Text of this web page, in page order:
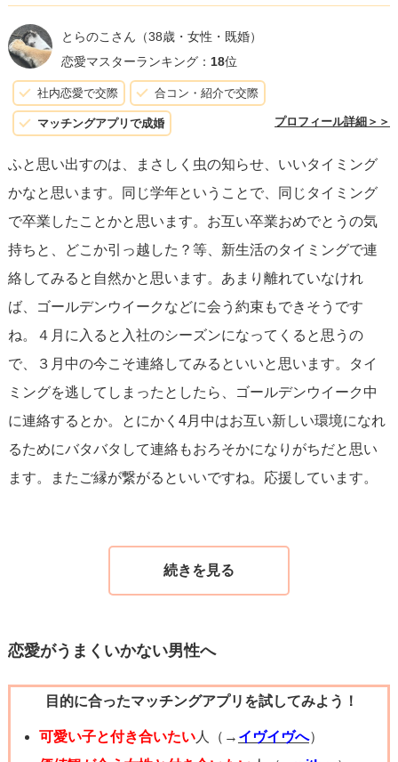
何よりも彼女の反応を楽しみにしつつ、過度な期待を抱か
ずに自然体でいることが良い関係を築くポイントです。成
功するといいですね！
とらのこさん （38歳・女性・既婚）
恋愛マスターランキング： 18位
社内恋愛で交際 合コン・紹介で交際
マッチングアプリで成婚 プロフィール詳細＞＞
ふと思い出すのは、まさしく虫の知らせ、いいタイミング
かなと思います。同じ学年ということで、同じタイミング
で卒業したことかと思います。お互い卒業おめでとうの気
持ちと、どこか引っ越した？等、新生活のタイミングで連
絡してみると自然かと思います。あまり離れていなけれ
ば、ゴールデンウイークなどに会う約束もできそうです
ね。４月に入ると入社のシーズンになってくると思うの
で、３月中の今こそ連絡してみるといいと思います。タイ
ミングを逃してしまったとしたら、ゴールデンウイーク中
に連絡するとか。とにかく4月中はお互い新しい環境になれ
るためにバタバタして連絡もおろそかになりがちだと思い
ます。またご縁が繋がるといいですね。応援しています。
恋愛がうまくいかない男性へ
目的に合ったマッチングアプリを試してみよう！
可愛い子と付き合いたい人（→ イヴイヴへ）